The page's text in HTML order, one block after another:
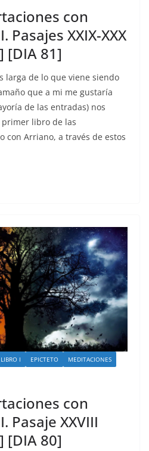
con
XXIX-XXX
[DIA 81]
larga de lo que viene siendo
que a mi me gustaría
de las entradas) nos
libro de las
con Arriano, a través de estos
I EPICTETO MEDITACIONES
con
Pasaje XXVIII
[DIA 80]